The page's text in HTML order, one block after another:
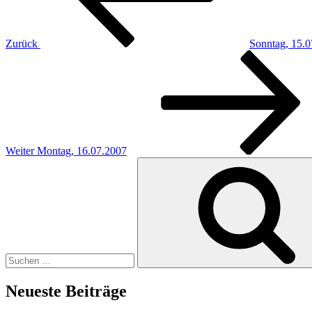
Zurück
Sonntag,
Weiter Montag, 16.07.2007
Neueste Beiträge